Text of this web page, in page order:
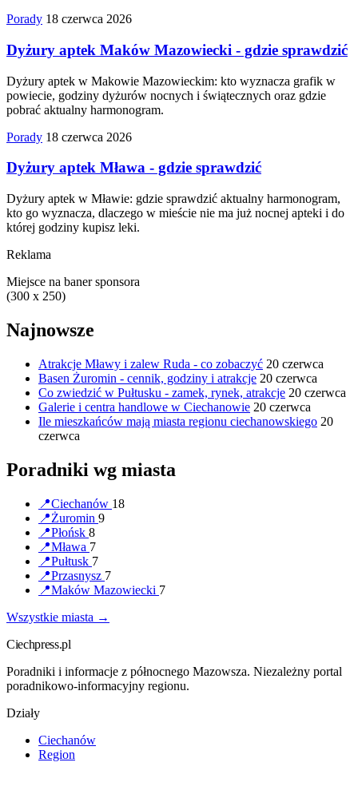
Porady 18 czerwca 2026
Dyżury aptek Maków Mazowiecki - gdzie sprawdzić
Dyżury aptek w Makowie Mazowieckim: kto wyznacza grafik w
powiecie, godziny dyżurów nocnych i świątecznych oraz gdzie
pobrać aktualny harmonogram.
Porady 18 czerwca 2026
Dyżury aptek Mława - gdzie sprawdzić
Dyżury aptek w Mławie: gdzie sprawdzić aktualny harmonogram,
kto go wyznacza, dlaczego w mieście nie ma już nocnej apteki i do
której godziny kupisz leki.
Reklama
Miejsce na baner sponsora
(300 x 250)
Najnowsze
Atrakcje Mławy i zalew Ruda - co zobaczyć 20 czerwca
Basen Żuromin - cennik, godziny i atrakcje 20 czerwca
Co zwiedzić w Pułtusku - zamek, rynek, atrakcje 20 czerwca
Galerie i centra handlowe w Ciechanowie 20 czerwca
Ile mieszkańców mają miasta regionu ciechanowskiego 20
czerwca
Poradniki wg miasta
📍Ciechanów 18
📍Żuromin 9
📍Płońsk 8
📍Mława 7
📍Pułtusk 7
📍Przasnysz 7
📍Maków Mazowiecki 7
Wszystkie miasta →
Ciechpress.pl
Poradniki i informacje z północnego Mazowsza. Niezależny portal
poradnikowo-informacyjny regionu.
Działy
Ciechanów
Region